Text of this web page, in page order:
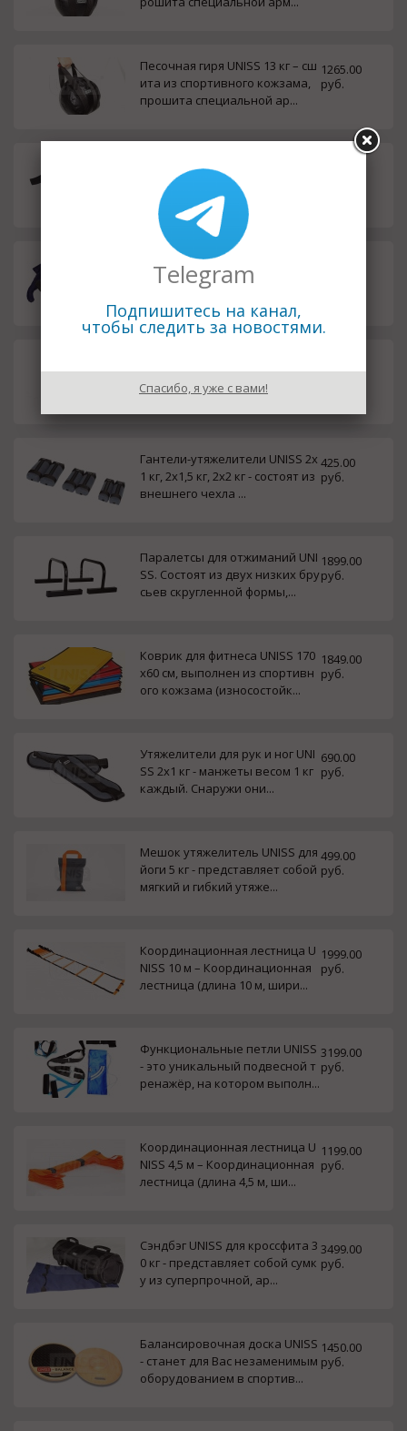
Песочная гиря UNISS 13 кг – сш
итa из спортивного кожзама,
прошита специальной ар...
1265.00
руб.
мендуется для гимнастики, ак
робатики, синхронного пл...
Болгарский мешок UNISS 10 кг -
выполнен из суперпрочной, а
ажер для статической рас...
Гантели-утяжелители UNISS 2х
1 кг, 2х1,5 кг, 2х2 кг - состоят из
внешнего чехла ...
425.00
руб.
Паралетсы для отжиманий UNI
SS. Состоят из двух низких бру
сьев скругленной формы,...
1899.00
руб.
Коврик для фитнеса UNISS 170
х60 см, выполнен из спортивн
ого кожзама (износостойк...
1849.00
руб.
Утяжелители для рук и ног UNI
SS 2х1 кг - манжеты весом 1 кг
каждый. Снаружи они...
690.00
руб.
Мешок утяжелитель UNISS для
йоги 5 кг - представляет собой
мягкий и гибкий утяже...
499.00
руб.
Координационная лестница U
NISS 10 м – Координационная
лестница (длина 10 м, шири...
1999.00
руб.
Функциональные петли UNISS
- это уникальный подвесной т
ренажёр, на котором выполн...
3199.00
руб.
Координационная лестница U
NISS 4,5 м – Координационная
лестница (длина 4,5 м, ши...
1199.00
руб.
Сэндбэг UNISS для кроссфита 3
0 кг - представляет собой сумк
у из суперпрочной, ар...
3499.00
руб.
Балансировочная доска UNISS
- станет для Вас незаменимым
оборудованием в спортив...
1450.00
руб.
Telegram
Подпишитесь на канал,
чтобы следить за новостями.
Спасибо, я уже с вами!